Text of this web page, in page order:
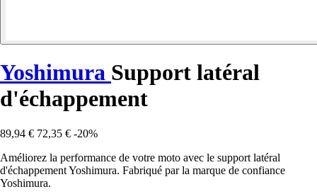
Yoshimura Support latéral
d'échappement
89,94 € 72,35 € -20%
Améliorez la performance de votre moto avec le support latéral
d'échappement Yoshimura. Fabriqué par la marque de confiance
Yoshimura.